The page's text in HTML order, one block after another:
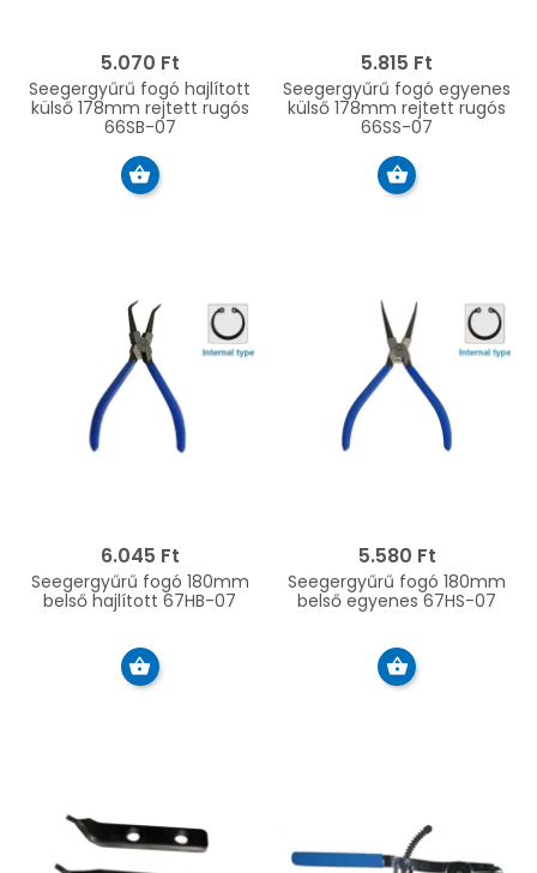
5.070 Ft
Seegergyűrű fogó hajlított
külső 178mm rejtett rugós
66SB-07
5.815 Ft
Seegergyűrű fogó egyenes
külső 178mm rejtett rugós
66SS-07
6.045 Ft
Seegergyűrű fogó 180mm
belső hajlított 67HB-07
5.580 Ft
Seegergyűrű fogó 180mm
belső egyenes 67HS-07